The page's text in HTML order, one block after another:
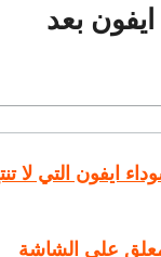
بعد
ايفون التي لا
معلق على الشاشة